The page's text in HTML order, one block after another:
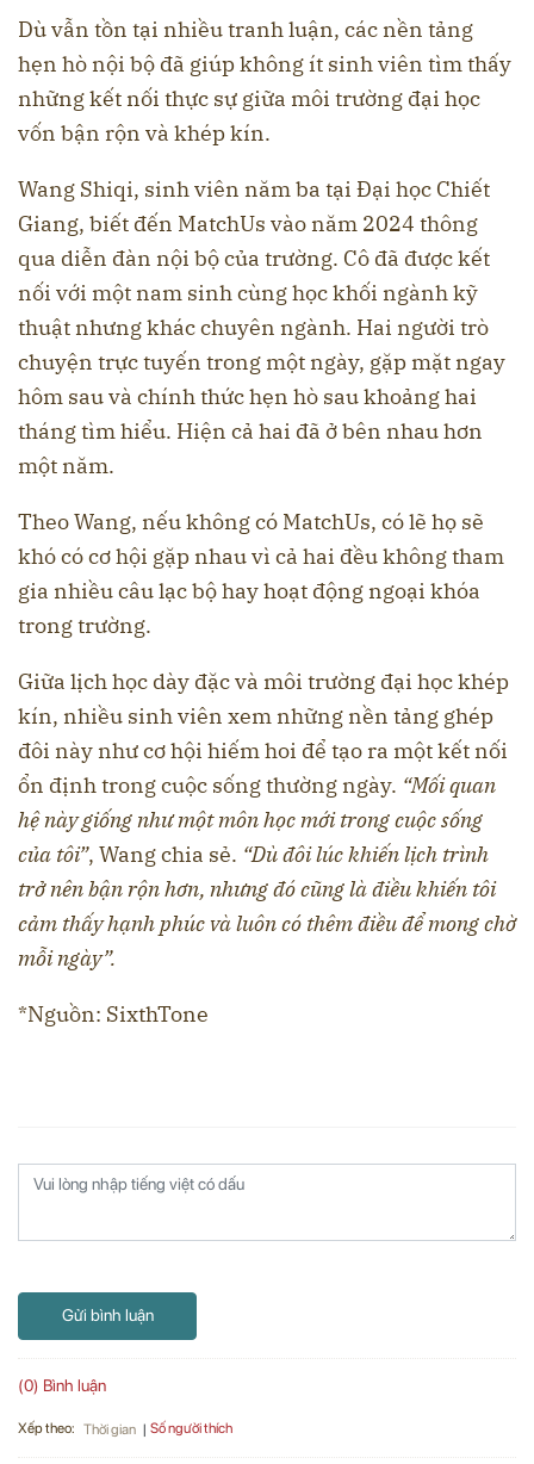
Dù vẫn tồn tại nhiều tranh luận, các nền tảng
hẹn hò nội bộ đã giúp không ít sinh viên tìm thấy
những kết nối thực sự giữa môi trường đại học
vốn bận rộn và khép kín.
Wang Shiqi, sinh viên năm ba tại Đại học Chiết
Giang, biết đến MatchUs vào năm 2024 thông
qua diễn đàn nội bộ của trường. Cô đã được kết
nối với một nam sinh cùng học khối ngành kỹ
thuật nhưng khác chuyên ngành. Hai người trò
chuyện trực tuyến trong một ngày, gặp mặt ngay
hôm sau và chính thức hẹn hò sau khoảng hai
tháng tìm hiểu. Hiện cả hai đã ở bên nhau hơn
một năm.
Theo Wang, nếu không có MatchUs, có lẽ họ sẽ
khó có cơ hội gặp nhau vì cả hai đều không tham
gia nhiều câu lạc bộ hay hoạt động ngoại khóa
trong trường.
Giữa lịch học dày đặc và môi trường đại học khép
kín, nhiều sinh viên xem những nền tảng ghép
đôi này như cơ hội hiếm hoi để tạo ra một kết nối
ổn định trong cuộc sống thường ngày. “Mối quan
hệ này giống như một môn học mới trong cuộc sống
của tôi”, Wang chia sẻ. “Dù đôi lúc khiến lịch trình
trở nên bận rộn hơn, nhưng đó cũng là điều khiến tôi
cảm thấy hạnh phúc và luôn có thêm điều để mong chờ
mỗi ngày”.
*Nguồn: SixthTone
Gửi bình luận
(0) Bình luận
Xếp theo: Thời gian Số người thích